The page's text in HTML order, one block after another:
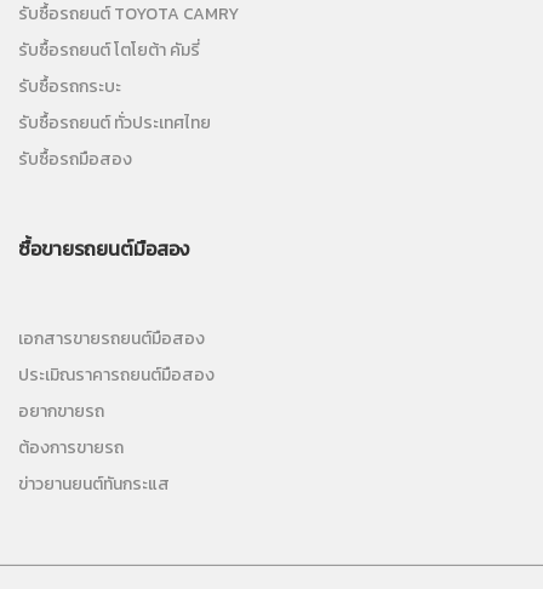
รับซื้อรถยนต์ TOYOTA CAMRY
รับซื้อรถยนต์ โตโยต้า คัมรี่
รับซื้อรถกระบะ
รับซื้อรถยนต์ ทั่วประเทศไทย
รับซื้อรถมือสอง
ซื้อขายรถยนต์มือสอง
เอกสารขายรถยนต์มือสอง
ประเมิณราคารถยนต์มือสอง
อยากขายรถ
ต้องการขายรถ
ข่าวยานยนต์ทันกระแส